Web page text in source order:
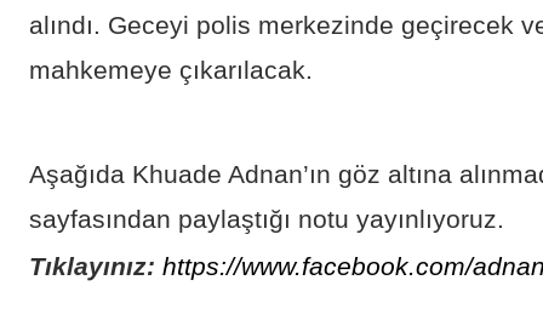
alındı. Geceyi polis merkezinde geçirecek
mahkemeye çıkarılacak.
Aşağıda Khuade Adnan’ın göz altına
sayfasından paylaştığı notu yayınlıyoruz.
Tıklayınız: https://www.facebook.com/